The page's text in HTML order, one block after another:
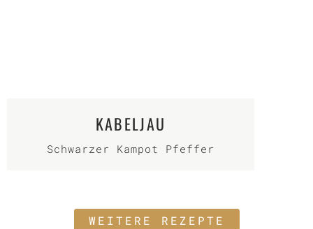
KABELJAU
Schwarzer Kampot Pfeffer
WEITERE REZEPTE